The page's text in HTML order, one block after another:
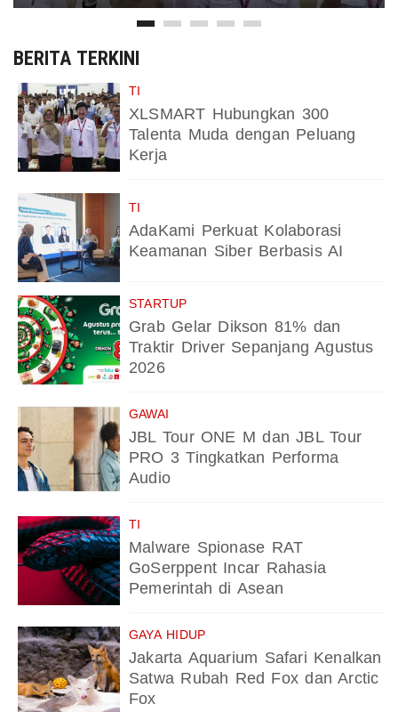
BERITA TERKINI
TI
XLSMART Hubungkan 300
Talenta Muda dengan Peluang
Kerja
TI
AdaKami Perkuat Kolaborasi
Keamanan Siber Berbasis AI
STARTUP
Grab Gelar Dikson 81% dan
Traktir Driver Sepanjang Agustus
2026
GAWAI
JBL Tour ONE M dan JBL Tour
PRO 3 Tingkatkan Performa
Audio
TI
Malware Spionase RAT
GoSerppent Incar Rahasia
Pemerintah di Asean
GAYA HIDUP
Jakarta Aquarium Safari Kenalkan
Satwa Rubah Red Fox dan Arctic
Fox